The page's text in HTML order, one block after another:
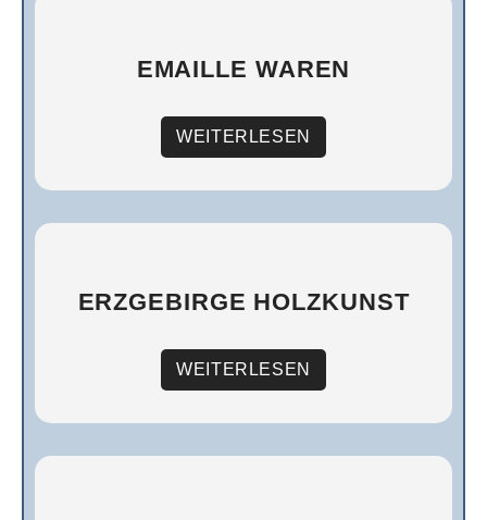
EMAILLE WAREN
WEITERLESEN
ERZGEBIRGE HOLZKUNST
WEITERLESEN